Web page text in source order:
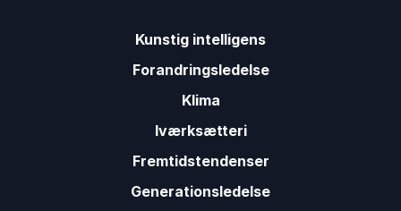
Kunstig intelligens
Forandringsledelse
Klima
Iværksætteri
Fremtidstendenser
Generationsledelse